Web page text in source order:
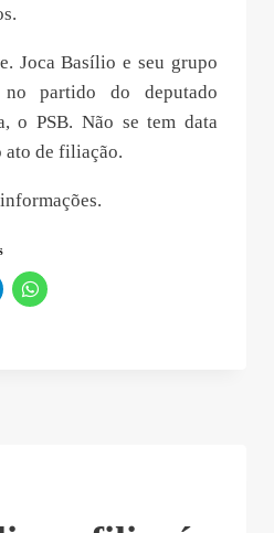
Joca Basílio e seu grupo
partido do deputado
o PSB. Não se tem data
ato de filiação.